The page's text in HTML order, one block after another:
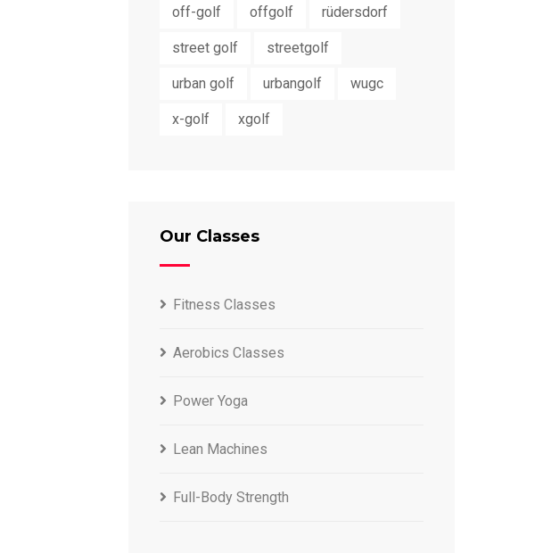
off-golf offgolf rüdersdorf
street golf streetgolf
urban golf urbangolf wugc
x-golf xgolf
Our Classes
Fitness Classes
Aerobics Classes
Power Yoga
Lean Machines
Full-Body Strength